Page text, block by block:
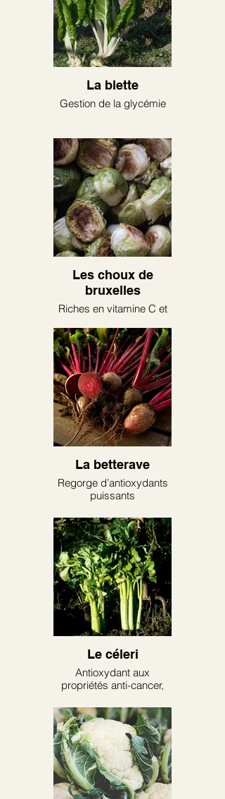
La blette
Gestion de la glycémie
Les choux de
bruxelles
Riches en vitamine C et
La betterave
Regorge d’antioxydants
puissants
Le céleri
Antioxydant aux
propriétés anti-cancer,
cardio-protectrices